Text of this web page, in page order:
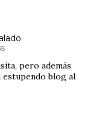
pero además
estupendo blog al